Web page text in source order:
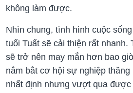
không làm được.
Nhìn chung, tình hình cuộc
tuổi Tuất sẽ cải thiện rất nhanh.
sẽ trở nên may mắn hơn bao
nắm bắt cơ hội sự nghiệp
nhất định nhưng vượt qua